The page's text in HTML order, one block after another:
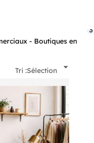
- Boutiques en
3
Tri :Sélection